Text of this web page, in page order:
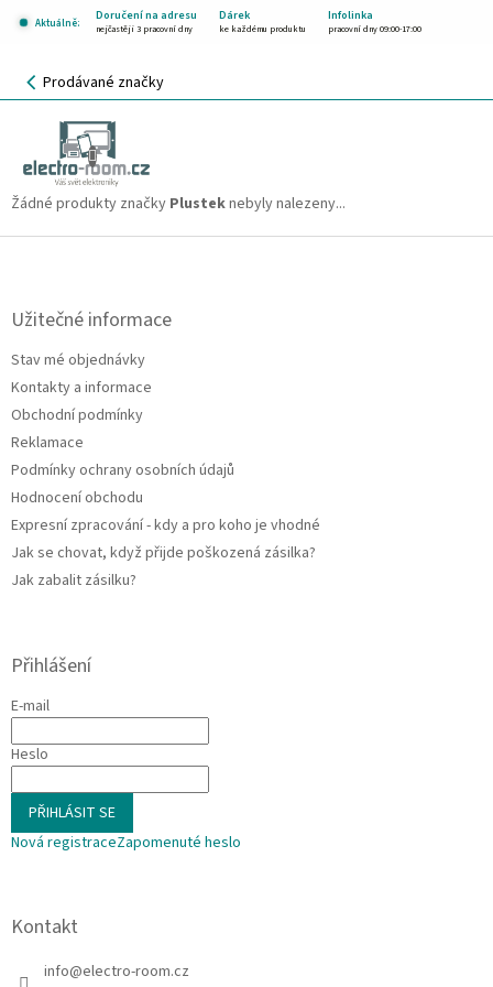
Aktuálně:
Doručení na adresu Dárek Infolinka
nejčastěji 3 pracovní dny ke každému produktu pracovní dny 09:00-17:00
NÁKUPNÍ
KOŠÍK
Prodávané značky
Plustek
Žádné produkty značky Plusteknebyly nalezeny...
Z
Užitečné informace
Stav mé objednávky
Kontakty a informace
Obchodní podmínky
Reklamace
Podmínky ochrany osobních údajů
Hodnocení obchodu
Expresní zpracování - kdy a pro koho je vhodné
Jak se chovat, když přijde poškozená zásilka?
Jak zabalit zásilku?
Přihlášení
E-mail
Heslo
PŘIHLÁSIT SE
Nová registraceZapomenuté heslo
Kontakt
info@electro-room.cz